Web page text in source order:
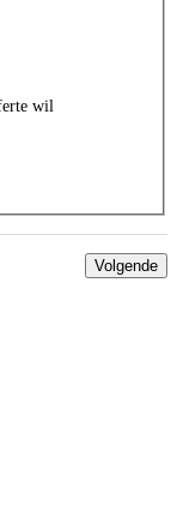
wil
Volgende